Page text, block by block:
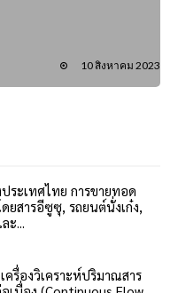
10 สิงหาคม 2023
ระเทศไทย การขายทอด
ยสารอีซูซุ, รถยนต์นั่งเก๋ง,
...
รื่องวิเคราะห์ปริมาณสาร